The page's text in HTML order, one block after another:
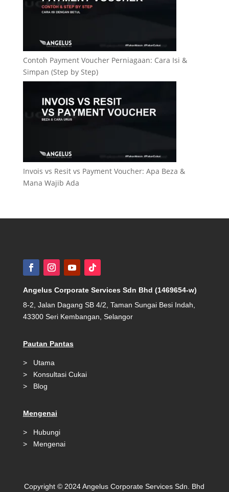
Contoh Payment Voucher Perniagaan: Cara Isi &
Simpan (Step by Step)
Invois vs Resit vs Payment Voucher: Apa Beza &
Mana Wajib Ada
Angelus Corporate Services Sdn Bhd (1469654-w)
8-2, Jalan Dagang SB 4/2, Taman Sungai Besi Indah,
43300 Seri Kembangan, Selangor
Pautan Pantas
> Utama
> Konsultasi Cukai
> Blog
Mengenai
> Hubungi
> Mengenai
Copyright © 2024 Angelus Corporate Services Sdn. Bhd